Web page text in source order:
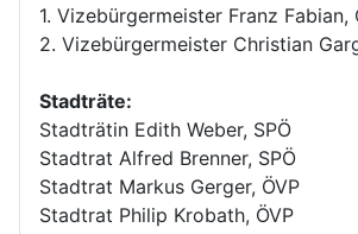
1. Vizebürgermeister Franz Fabian,
2. Vizebürgermeister Christian
Stadträte:
Stadträtin Edith Weber, SPÖ
Stadtrat Alfred Brenner, SPÖ
Stadtrat Markus Gerger, ÖVP
Stadtrat Philip Krobath, ÖVP